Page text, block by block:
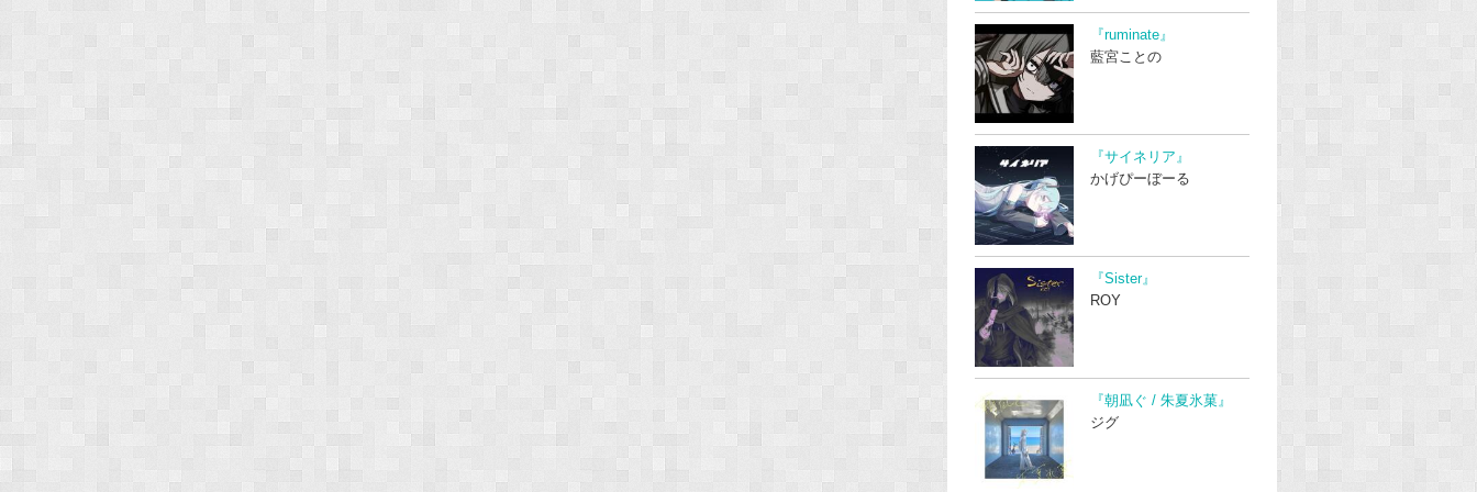
『ruminate』
藍宮ことの
『サイネリア』
かげぴーぼーる
『Sister』
ROY
『朝凪ぐ / 朱夏氷菓』
ジグ